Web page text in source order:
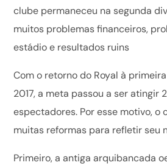
clube permaneceu na segunda
muitos problemas financeiros,
estádio e resultados ruins
Com o retorno do Royal à
2017, a meta passou a ser atingir
espectadores. Por esse motivo, o
muitas reformas para refletir seu
Primeiro, a antiga arquibancada